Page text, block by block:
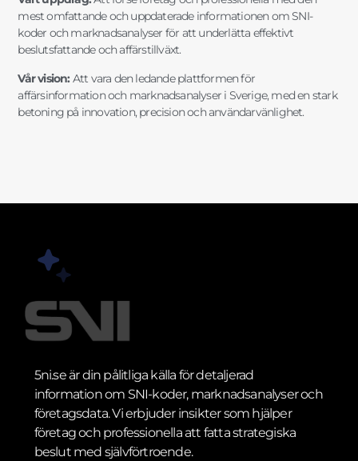
mest omfattande och uppdaterade informationen om SNI-
koder och marknadsanalyser för att underlätta effektivt
beslutsfattande och affärstillväxt.
Vår vision: Att vara den ledande plattformen för
affärsinformation och marknadsanalyser i Sverige, med en stark
betoning på innovation, precision och användarvänlighet.
5ni.se är din pålitliga källa för detaljerad
information om SNI-koder, marknadsanalyser och
företagsdata. Vi erbjuder insikter som hjälper
företag och professionella att fatta strategiska
beslut med självförtroende.